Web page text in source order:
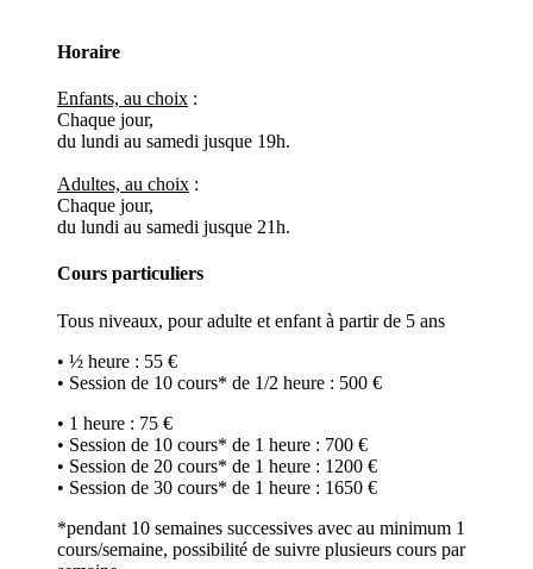
Horaire
Enfants, au choix :
Chaque jour,
du lundi au samedi jusque 19h.
Adultes, au choix :
Chaque jour,
du lundi au samedi jusque 21h.
Cours particuliers
Tous niveaux, pour adulte et enfant à partir de 5 ans
• ½ heure : 55 €
• Session de 10 cours* de 1/2 heure : 500 €
• 1 heure : 75 €
• Session de 10 cours* de 1 heure : 700 €
• Session de 20 cours* de 1 heure : 1200 €
• Session de 30 cours* de 1 heure : 1650 €
*pendant 10 semaines successives avec au minimum 1
cours/semaine, possibilité de suivre plusieurs cours par